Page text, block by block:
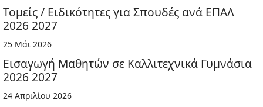
Τομείς / Ειδικότητες για Σπουδές ανά ΕΠΑΛ
2026 2027
25 Μάι 2026
Εισαγωγή Μαθητών σε Καλλιτεχνικά Γυμνάσια
2026 2027
24 Απριλίου 2026